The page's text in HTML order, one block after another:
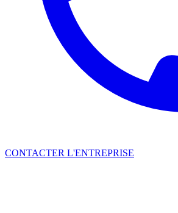
CONTACTER L'ENTREPRISE